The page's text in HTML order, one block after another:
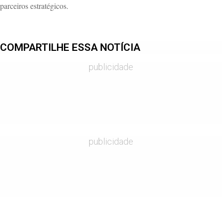
parceiros estratégicos.
COMPARTILHE ESSA NOTÍCIA
publicidade
publicidade